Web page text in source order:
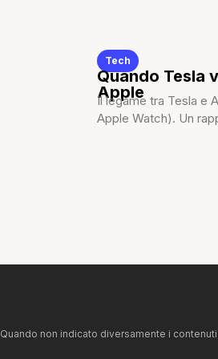
Tech
Quando Tesla
Apple
Il legame tra Tesla e
Apple Watch). Un
Quando non indicato diversamente i